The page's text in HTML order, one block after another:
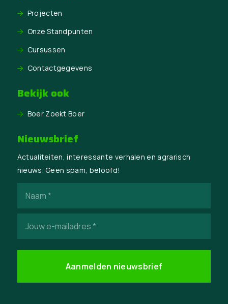
Projecten
Onze Standpunten
Cursussen
Contactgegevens
Bekijk ook
Boer Zoekt Boer
Nieuwsbrief
Actualiteiten, interessante verhalen en agrarisch
nieuws. Geen spam, beloofd!
mailadres